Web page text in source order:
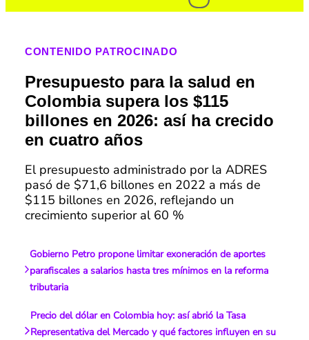
CONTENIDO PATROCINADO
Presupuesto para la salud en
Colombia supera los $115
billones en 2026: así ha crecido
en cuatro años
El presupuesto administrado por la ADRES
pasó de $71,6 billones en 2022 a más de
$115 billones en 2026, reflejando un
crecimiento superior al 60 %
Gobierno Petro propone limitar exoneración de aportes
parafiscales a salarios hasta tres mínimos en la reforma
tributaria
Precio del dólar en Colombia hoy: así abrió la Tasa
Representativa del Mercado y qué factores influyen en su